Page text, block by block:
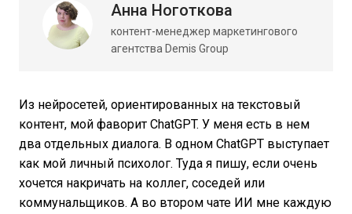
Анна Ноготкова
контент-менеджер маркетингового
агентства Demis Group
Из нейросетей, ориентированных на текстовый
контент, мой фаворит ChatGPT. У меня есть в нем
два отдельных диалога. В одном ChatGPT выступает
как мой личный психолог. Туда я пишу, если очень
хочется накричать на коллег, соседей или
коммунальщиков. А во втором чате ИИ мне каждую